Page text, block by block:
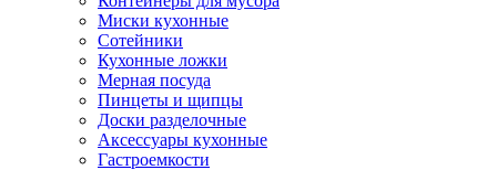
Миски кухонные
Сотейники
Кухонные ложки
Мерная посуда
Пинцеты и щипцы
Доски разделочные
Аксессуары кухонные
Гастроемкости